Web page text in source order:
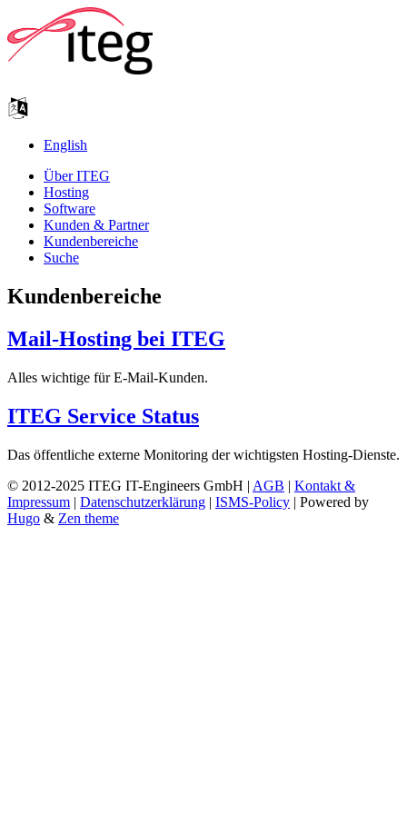
English
Über ITEG
Hosting
Software
Kunden & Partner
Kundenbereiche
Suche
Kundenbereiche
Mail-Hosting bei ITEG
Alles wichtige für E-Mail-Kunden.
ITEG Service Status
Das öffentliche externe Monitoring der wichtigsten Hosting-Dienste.
© 2012-2025 ITEG IT-Engineers GmbH | AGB | Kontakt &
Impressum | Datenschutzerklärung | ISMS-Policy | Powered by
Hugo & Zen theme